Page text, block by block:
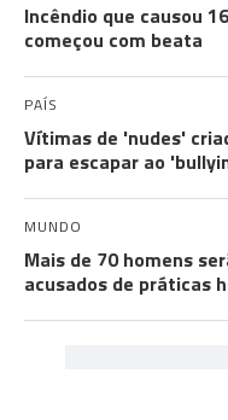
Incêndio que causou
começou com beata
PAÍS
Vítimas de 'nudes'
para escapar ao
MUNDO
Mais de 70 homens
acusados de práticas